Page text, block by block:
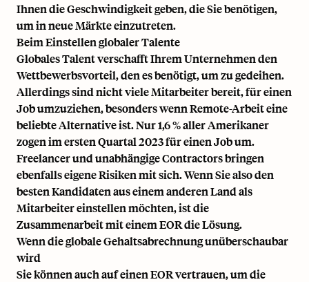
Ihnen die Geschwindigkeit geben, die Sie benötigen,
um in neue Märkte einzutreten.
Beim Einstellen globaler Talente
Globales Talent verschafft Ihrem Unternehmen den
Wettbewerbsvorteil, den es benötigt, um zu gedeihen.
Allerdings sind nicht viele Mitarbeiter bereit, für einen
Job umzuziehen, besonders wenn Remote-Arbeit eine
beliebte Alternative ist.Nur 1,6 % aller Amerikaner
zogen im ersten Quartal 2023 für einen Job um.
Freelancer und unabhängige Contractors bringen
ebenfalls eigene Risiken mit sich. Wenn Sie also den
besten Kandidaten aus einem anderen Land als
Mitarbeiter einstellen möchten, ist die
Zusammenarbeit mit einem EOR die Lösung.
Wenn die globale Gehaltsabrechnung unüberschaubar
wird
Sie können auch auf einen EOR vertrauen, um die